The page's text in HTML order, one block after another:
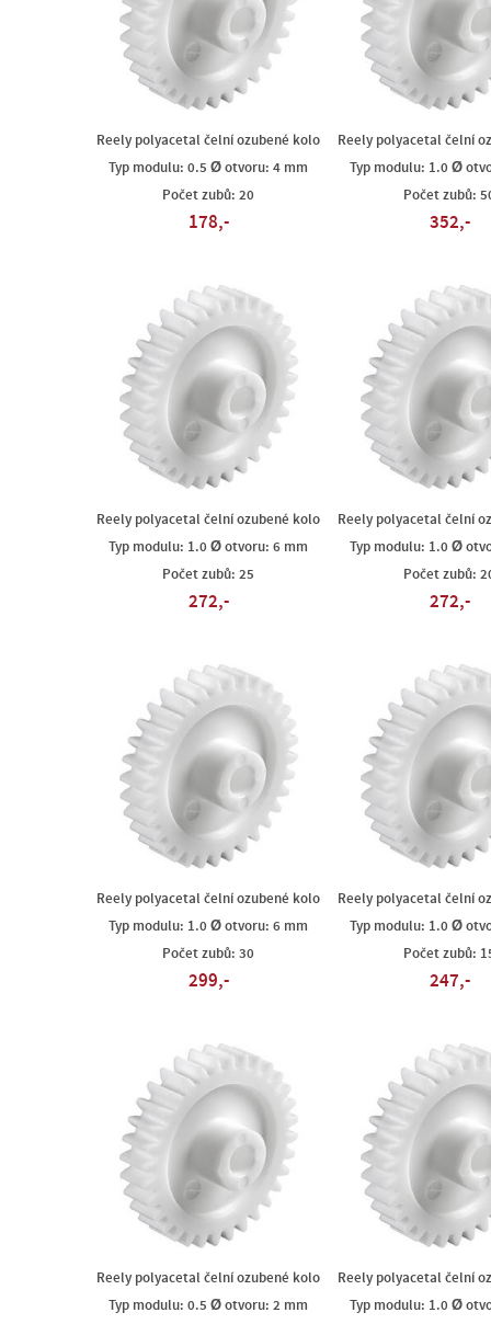
Reely polyacetal čelní ozubené kolo
Typ modulu: 0.5 Ø otvoru: 4 mm
Počet zubů: 20
178,-
Reely polyacetal čelní
Typ modulu: 1.0 Ø
Počet zubů:
352,-
Reely polyacetal čelní ozubené kolo
Typ modulu: 1.0 Ø otvoru: 6 mm
Počet zubů: 25
272,-
Reely polyacetal čelní
Typ modulu: 1.0 Ø
Počet zubů:
272,-
Reely polyacetal čelní ozubené kolo
Typ modulu: 1.0 Ø otvoru: 6 mm
Počet zubů: 30
299,-
Reely polyacetal čelní
Typ modulu: 1.0 Ø
Počet zubů:
247,-
Reely polyacetal čelní ozubené kolo
Typ modulu: 0.5 Ø otvoru: 2 mm
Reely polyacetal čelní
Typ modulu: 1.0 Ø